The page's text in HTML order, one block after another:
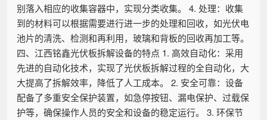
别落入相应的收集容器中，实现分类收集。 4. 处理：收集
到的材料可以根据需要进行进一步的处理和回收，如光伏电
池片的清洗、检测和再利用，玻璃和背板的回收再加工等。
四、江西铭鑫光伏板拆解设备的特点 1. 高效自动化：采用
先进的自动化技术，实现了光伏板拆解过程的全自动化，大
大提高了拆解效率，降低了人工成本。 2. 安全可靠：设备
配备了多重安全保护装置，如急停按钮、漏电保护、过载保
护等，确保操作人员的安全和设备的稳定运行。 3. 环保节